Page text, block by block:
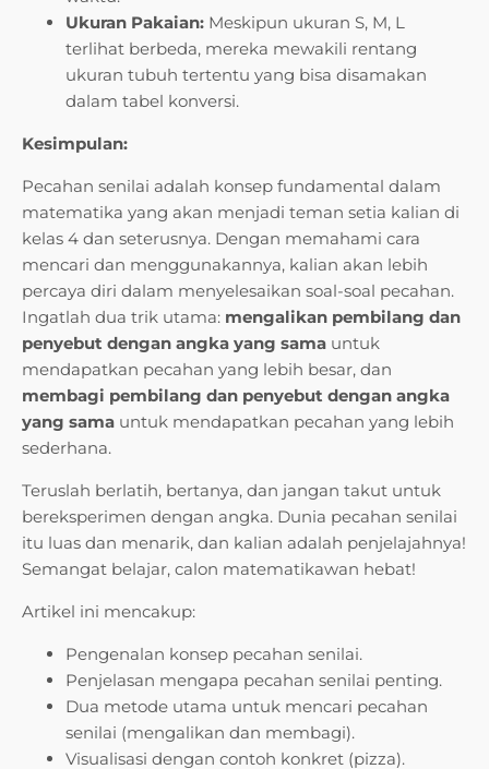
Ukuran Pakaian: Meskipun ukuran S, M, L
terlihat berbeda, mereka mewakili rentang
ukuran tubuh tertentu yang bisa disamakan
dalam tabel konversi.
Kesimpulan:
Pecahan senilai adalah konsep fundamental dalam
matematika yang akan menjadi teman setia kalian di
kelas 4 dan seterusnya. Dengan memahami cara
mencari dan menggunakannya, kalian akan lebih
percaya diri dalam menyelesaikan soal-soal pecahan.
Ingatlah dua trik utama: mengalikan pembilang dan
penyebut dengan angka yang sama untuk
mendapatkan pecahan yang lebih besar, dan
membagi pembilang dan penyebut dengan angka
yang sama untuk mendapatkan pecahan yang lebih
sederhana.
Teruslah berlatih, bertanya, dan jangan takut untuk
bereksperimen dengan angka. Dunia pecahan senilai
itu luas dan menarik, dan kalian adalah penjelajahnya!
Semangat belajar, calon matematikawan hebat!
Artikel ini mencakup:
Pengenalan konsep pecahan senilai.
Penjelasan mengapa pecahan senilai penting.
Dua metode utama untuk mencari pecahan
senilai (mengalikan dan membagi).
Visualisasi dengan contoh konkret (pizza).